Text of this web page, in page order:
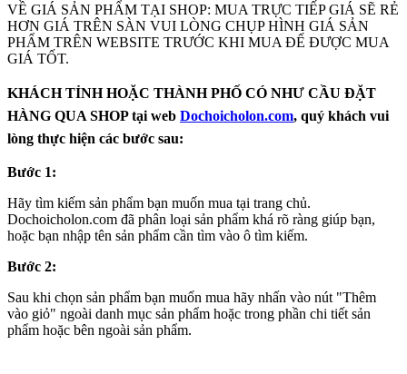
VỀ GIÁ SẢN PHẨM TẠI SHOP: MUA TRỰC TIẾP GIÁ SẼ RẺ
HƠN GIÁ TRÊN SÀN VUI LÒNG CHỤP HÌNH GIÁ SẢN
PHẨM TRÊN WEBSITE TRƯỚC KHI MUA ĐẾ ĐƯỢC MUA
GIÁ TỐT.
KHÁCH TỈNH HOẶC THÀNH PHỐ CÓ NHƯ CẦU ĐẶT
HÀNG QUA SHOP tại web Dochoicholon.com, quý khách vui
lòng thực hiện các bước sau:
Bước 1:
Hãy tìm kiếm sản phẩm bạn muốn mua tại trang chủ.
Dochoicholon.com đã phân loại sản phẩm khá rõ ràng giúp bạn,
hoặc bạn nhập tên sản phẩm cần tìm vào ô tìm kiếm.
Bước 2:
Sau khi chọn sản phẩm bạn muốn mua hãy nhấn vào nút "Thêm
vào giỏ" ngoài danh mục sản phẩm hoặc trong phần chi tiết sản
phẩm hoặc bên ngoài sản phẩm.